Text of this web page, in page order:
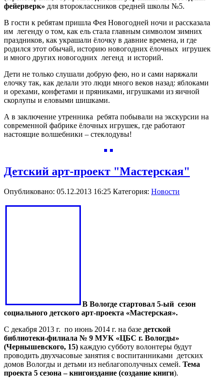
фейерверк» для второклассников средней школы №5.
В гости к ребятам пришла Фея Новогодней ночи и рассказала
им легенду о том, как ель стала главным символом зимних
праздников, как украшали ёлочку в давние времена, и где
родился этот обычай, историю новогодних ёлочных игрушек
и много других новогодних легенд и историй.
Дети не только слушали добрую фею, но и сами наряжали
елочку так, как делали это люди много веков назад: яблоками
и орехами, конфетами и пряниками, игрушками из яичной
скорлупы и еловыми шишками.
А в заключение утренника ребята побывали на экскурсии на
современной фабрике ёлочных игрушек, где работают
настоящие волшебники – стеклодувы!
Детский арт-проект "Мастерская"
Опубликовано: 05.12.2013 16:25 Категория: Новости
В Вологде стартовал 5-ый сезон
социального детского арт-проекта «Мастерская».
С декабря 2013 г. по июнь 2014 г. на базе детской
библиотеки-филиала № 9 МУК «ЦБС г. Вологды»
(Чернышевского, 15) каждую субботу волонтеры будут
проводить двухчасовые занятия с воспитанниками детских
домов Вологды и детьми из неблагополучных семей. Тема
проекта 5 сезона – книгоиздание (создание книги).